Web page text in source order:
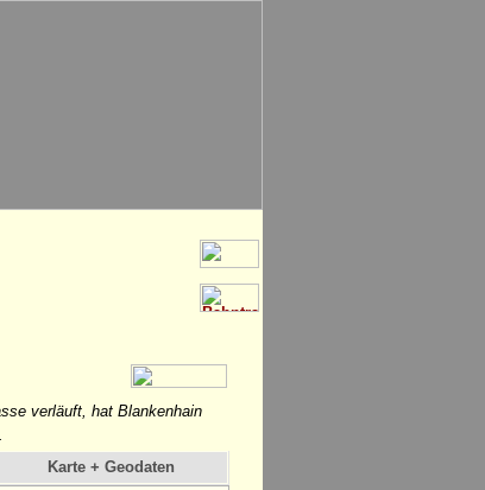
verläuft, hat Blankenhain
Karte + Geodaten